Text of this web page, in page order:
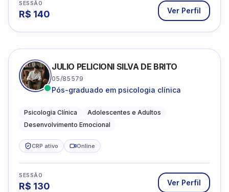
SESSÃO
R$ 140 Ver Perfil
JULIO PELICIONI SILVA DE BRITO
05/85579
Pós-graduado em psicologia clínica
Psicologia Clínica
Adolescentes e Adultos
Desenvolvimento Emocional
CRP ativo Online
SESSÃO
R$ 130 Ver Perfil